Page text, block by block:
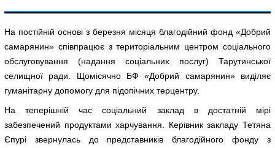
На постійній основі з березня місяця благодійний фонд «Добрий
самарянин» співпрацює з територіальним центром соціального
обслуговування (надання соціальних послуг) Тарутинської
селищної ради. Щомісячно БФ «Добрий самарянин» виділяє
гуманітарну допомогу для підопічних терцентру.
На теперішній час соціальний заклад в достатній мірі
забезпечений продуктами харчування. Керівник закладу Тетяна
Єпурі звернулась до представників благодійного фонду з